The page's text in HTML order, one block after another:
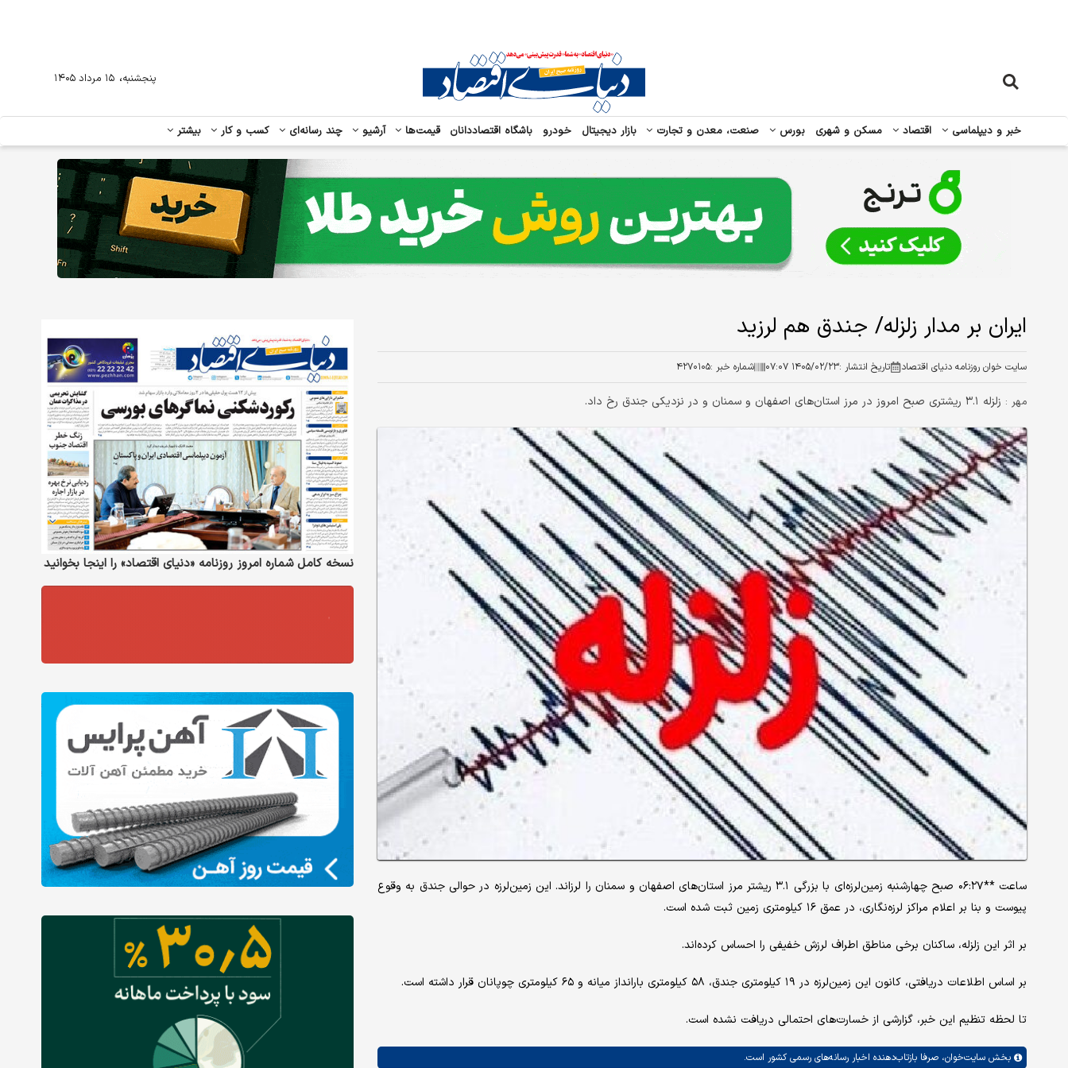
خبر و دیپلماسی اقتصاد مسکن و شهری بورس صنعت، معدن و تجارت بازار دیجیتال خودرو باشگاه اقتصاددانان قیمت‌ها آرشیو چند رسانه‌ای کسب و کار بیشتر
پنجشنبه، ۱۵ مرداد ۱۴۰۵
ایران بر مدار زلزله/ جندق هم لرزید
سایت خوان روزنامه دنیای اقتصاد تاریخ انتشار :۱۴۰۵/۰۲/۲۳ ۰۷:۰۷ شماره خبر :۴۲۷۰۱۰۵
مهر : زلزله ۳.۱ ریشتری صبح امروز در مرز استان‌های اصفهان و سمنان و در نزدیکی جندق رخ داد.
ساعت **۰۶:۲۷ صبح چهارشنبه زمین‌لرزه‌ای با بزرگی ۳.۱ ریشتر مرز استان‌های اصفهان و سمنان را لرزاند. این زمین‌لرزه در حوالی جندق به وقوع
پیوست و بنا بر اعلام مراکز لرزه‌نگاری، در عمق ۱۶ کیلومتری زمین ثبت شده است.
بر اثر این زلزله، ساکنان برخی مناطق اطراف لرزش خفیفی را احساس کرده‌اند.
بر اساس اطلاعات دریافتی، کانون این زمین‌لرزه در ۱۹ کیلومتری جندق، ۵۸ کیلومتری بارانداز میانه و ۶۵ کیلومتری چوپانان قرار داشته است.
تا لحظه تنظیم این خبر، گزارشی از خسارت‌های احتمالی دریافت نشده است.
بخش سایت‌خوان، صرفا بازتاب‌دهنده اخبار رسانه‌های رسمی کشور است.
نسخه کامل شماره امروز روزنامه «دنیای‌ اقتصاد» را اینجا بخوانید